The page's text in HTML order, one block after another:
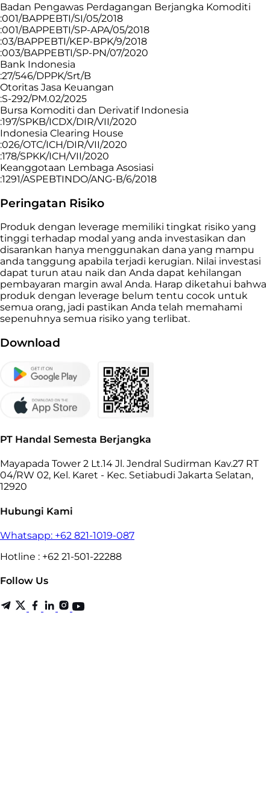
Badan Pengawas Perdagangan Berjangka Komoditi
:001/BAPPEBTI/SI/05/2018
:001/BAPPEBTI/SP-APA/05/2018
:03/BAPPEBTI/KEP-BPK/9/2018
:003/BAPPEBTI/SP-PN/07/2020
Bank Indonesia
:27/546/DPPK/Srt/B
Otoritas Jasa Keuangan
:S-292/PM.02/2025
Bursa Komoditi dan Derivatif Indonesia
:197/SPKB/ICDX/DIR/VII/2020
Indonesia Clearing House
:026/OTC/ICH/DIR/VII/2020
:178/SPKK/ICH/VII/2020
Keanggotaan Lembaga Asosiasi
:1291/ASPEBTINDO/ANG-B/6/2018
Peringatan Risiko
Produk dengan leverage memiliki tingkat risiko yang
tinggi terhadap modal yang anda investasikan dan
disarankan hanya menggunakan dana yang mampu
anda tanggung apabila terjadi kerugian. Nilai investasi
dapat turun atau naik dan Anda dapat kehilangan
pembayaran margin awal Anda. Harap diketahui bahwa
produk dengan leverage belum tentu cocok untuk
semua orang, jadi pastikan Anda telah memahami
sepenuhnya semua risiko yang terlibat.
Download
PT Handal Semesta Berjangka
Mayapada Tower 2 Lt.14 Jl. Jendral Sudirman Kav.27 RT
04/RW 02, Kel. Karet - Kec. Setiabudi Jakarta Selatan,
12920
Hubungi Kami
Whatsapp: +62 821-1019-087
Hotline : +62 21-501-22288
Follow Us